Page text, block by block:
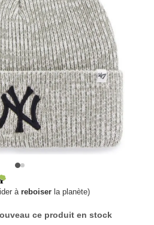
à reboiser la planète)
ce produit en stock